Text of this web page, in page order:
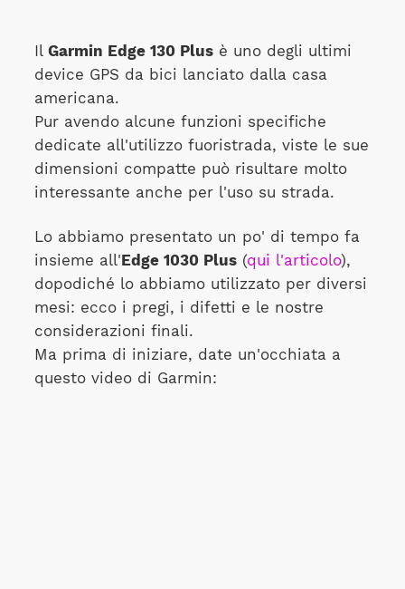
Il Garmin Edge 130 Plusè uno degli ultimi
device GPS da bici lanciato dalla casa
americana.
Pur avendo alcune funzioni specifiche
dedicate all'utilizzo fuoristrada, viste le sue
dimensioni compatte può risultare molto
interessante anche per l'uso su strada.
Lo abbiamo presentato un po' di tempo fa
insieme all'Edge 1030 Plus(qui l'articolo),
dopodiché lo abbiamo utilizzato per diversi
mesi: ecco i pregi, i difetti e le nostre
considerazioni finali.
Ma prima di iniziare, date un'occhiata a
questo video di Garmin: